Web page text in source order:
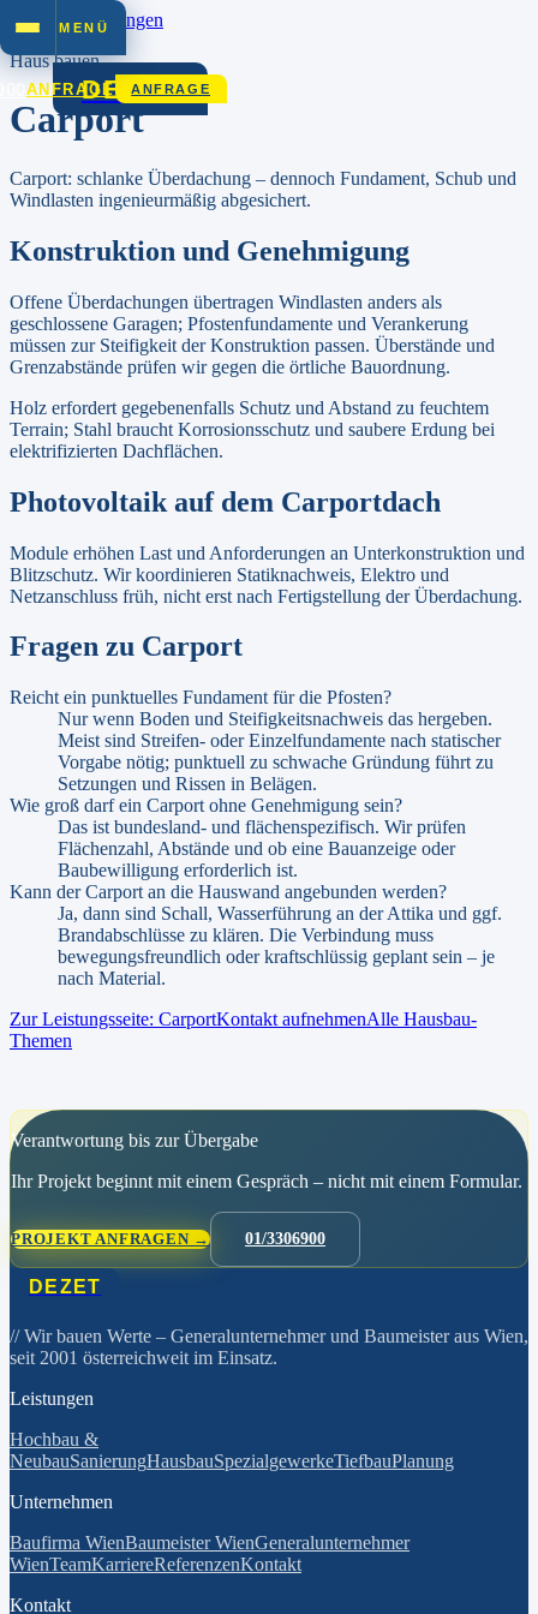
Zum Inhalt springen
MENÜ
DEZET
ANFRAGE ANFRAGE
Haus bauen
Carport
Carport: schlanke Überdachung – dennoch Fundament, Schub und
Windlasten ingenieurmäßig abgesichert.
Konstruktion und Genehmigung
Offene Überdachungen übertragen Windlasten anders als
geschlossene Garagen; Pfostenfundamente und Verankerung
müssen zur Steifigkeit der Konstruktion passen. Überstände und
Grenzabstände prüfen wir gegen die örtliche Bauordnung.
Holz erfordert gegebenenfalls Schutz und Abstand zu feuchtem
Terrain; Stahl braucht Korrosionsschutz und saubere Erdung bei
elektrifizierten Dachflächen.
Photovoltaik auf dem Carportdach
Module erhöhen Last und Anforderungen an Unterkonstruktion und
Blitzschutz. Wir koordinieren Statiknachweis, Elektro und
Netzanschluss früh, nicht erst nach Fertigstellung der Überdachung.
Fragen zu Carport
Reicht ein punktuelles Fundament für die Pfosten?
Nur wenn Boden und Steifigkeitsnachweis das hergeben.
Meist sind Streifen- oder Einzelfundamente nach statischer
Vorgabe nötig; punktuell zu schwache Gründung führt zu
Setzungen und Rissen in Belägen.
Wie groß darf ein Carport ohne Genehmigung sein?
Das ist bundesland- und flächenspezifisch. Wir prüfen
Flächenzahl, Abstände und ob eine Bauanzeige oder
Baubewilligung erforderlich ist.
Kann der Carport an die Hauswand angebunden werden?
Ja, dann sind Schall, Wasserführung an der Attika und ggf.
Brandabschlüsse zu klären. Die Verbindung muss
bewegungsfreundlich oder kraftschlüssig geplant sein – je
nach Material.
Zur Leistungsseite: CarportKontakt aufnehmenAlle Hausbau-
Themen
Verantwortung bis zur Übergabe
Ihr Projekt beginnt mit einem Gespräch – nicht mit einem Formular.
PROJEKT ANFRAGEN → 01/3306900
DEZET
// Wir bauen Werte – Generalunternehmer und Baumeister aus Wien,
seit 2001 österreichweit im Einsatz.
Leistungen
Hochbau &
NeubauSanierungHausbauSpezialgewerkeTiefbauPlanung
Unternehmen
Baufirma WienBaumeister WienGeneralunternehmer
WienTeamKarriereReferenzenKontakt
Kontakt